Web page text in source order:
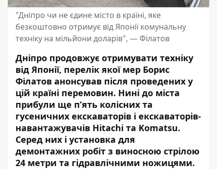
"Дніпро чи не єдине місто в країні, яке
безкоштовно отримує від Японії комунальну
техніку на мільйони доларів", — Філатов
Дніпро продовжує отримувати техніку
від Японії, перелік якої мер Борис
Філатов анонсував після проведених у
цій країні перемовин. Нині до міста
прибули ще пʼять колісних та
гусеничних екскаваторів і екскаваторів-
навантажувачів Hitachi та Komatsu.
Серед них і установка для
демонтажних робіт з виносною стрілою
24 метри та гідравлічними ножицями.